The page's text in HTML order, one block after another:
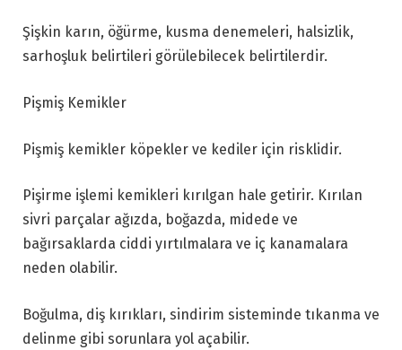
Şişkin karın, öğürme, kusma denemeleri, halsizlik,
sarhoşluk belirtileri görülebilecek belirtilerdir.
Pişmiş Kemikler
Pişmiş kemikler köpekler ve kediler için risklidir.
Pişirme işlemi kemikleri kırılgan hale getirir. Kırılan
sivri parçalar ağızda, boğazda, midede ve
bağırsaklarda ciddi yırtılmalara ve iç kanamalara
neden olabilir.
Boğulma, diş kırıkları, sindirim sisteminde tıkanma ve
delinme gibi sorunlara yol açabilir.